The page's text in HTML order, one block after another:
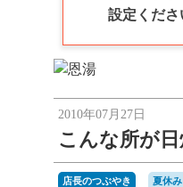
設定くださ
2010年07月27日
こんな所が日
店長のつぶやき 夏休み